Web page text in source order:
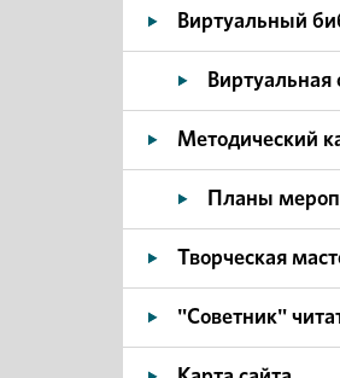
Виртуальный
Виртуальная
Методический
Планы
Творческая
"Советник"